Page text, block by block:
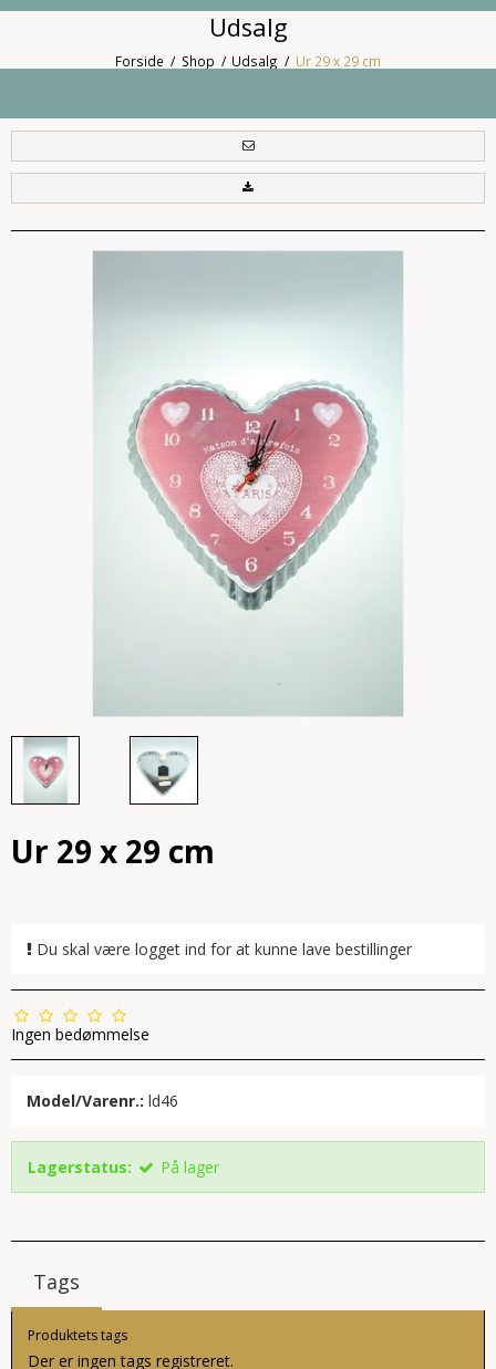
Udsalg
Forside / Shop / Udsalg / Ur 29 x 29 cm
Ur 29 x 29 cm
Du skal være logget ind for at kunne lave bestillinger
Ingen bedømmelse
Model/Varenr.: ld46
Lagerstatus: På lager
Tags
Produktets tags
Der er ingen tags registreret.